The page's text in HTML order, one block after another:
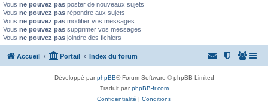
Vous ne pouvez pas poster de nouveaux sujets
Vous ne pouvez pas répondre aux sujets
Vous ne pouvez pas modifier vos messages
Vous ne pouvez pas supprimer vos messages
Vous ne pouvez pas joindre des fichiers
Accueil Portail Index du forum
Développé parphpBB® Forum Software © phpBB Limited
Traduit parphpBB-fr.com
Confidentialité | Conditions